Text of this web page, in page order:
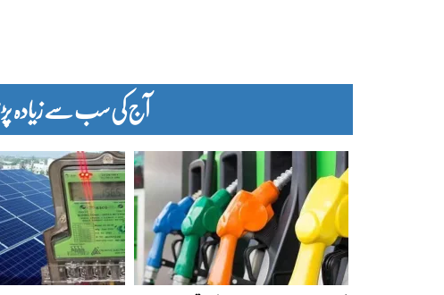
آج کی سب سے زیادہ